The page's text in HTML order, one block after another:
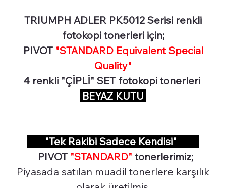
TRIUMPH ADLER PK5012 Serisi renkli
fotokopi tonerleri için;
PIVOT "STANDARD Equivalent Special
Quality"
4 renkli "ÇİPLİ" SET fotokopi tonerleri
BEYAZ KUTU
"Tek Rakibi Sadece Kendisi"
PIVOT "STANDARD" tonerlerimiz;
Piyasada satılan muadil tonerlere karşılık